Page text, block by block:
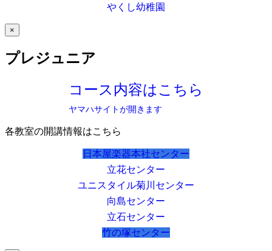
やくし幼稚園
×
プレジュニア
コース内容はこちら
ヤマハサイトが開きます
各教室の開講情報はこちら
日本屋楽器本社センター
立花センター
ユニスタイル菊川センター
向島センター
立石センター
竹の塚センター